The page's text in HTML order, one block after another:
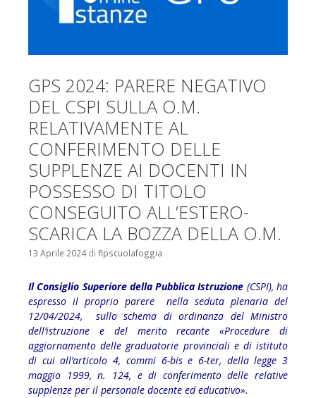
GPS 2024: PARERE NEGATIVO
DEL CSPI SULLA O.M.
RELATIVAMENTE AL
CONFERIMENTO DELLE
SUPPLENZE AI DOCENTI IN
POSSESSO DI TITOLO
CONSEGUITO ALL’ESTERO-
SCARICA LA BOZZA DELLA O.M.
13 Aprile 2024 di flpscuolafoggia
Il Consiglio Superiore della Pubblica Istruzione (CSPI), ha
espresso il proprio parere nella seduta plenaria del
12/04/2024, sullo schema di ordinanza del Ministro
dell’istruzione e del merito recante «Procedure di
aggiornamento delle graduatorie provinciali e di istituto
di cui all’articolo 4, commi 6-bis e 6-ter, della legge 3
maggio 1999, n. 124, e di conferimento delle relative
supplenze per il personale docente ed educativo».